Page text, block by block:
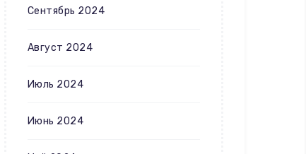
Сентябрь 2024
Август 2024
Июль 2024
Июнь 2024